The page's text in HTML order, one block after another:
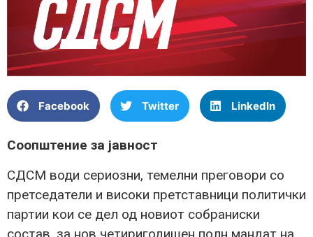
Facebook Twitter LinkedIn
Соопштение за јавност
СДСМ води сериозни, темелни преговори со
претседатели и високи претставници политички
партии кои се дел од новиот собраниски
состав, за нов четиригодишен полн мандат на